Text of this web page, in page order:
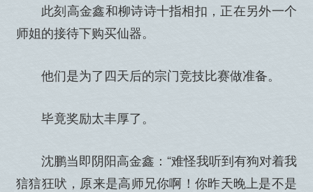
此刻高金鑫和柳诗诗十指相扣，正在另外一个
师姐的接待下购买仙器。
他们是为了四天后的宗门竞技比赛做准备。
毕竟奖励太丰厚了。
沈鹏当即阴阳高金鑫：“难怪我听到有狗对着我
狺狺狂吠，原来是高师兄你啊！你昨天晚上是不是